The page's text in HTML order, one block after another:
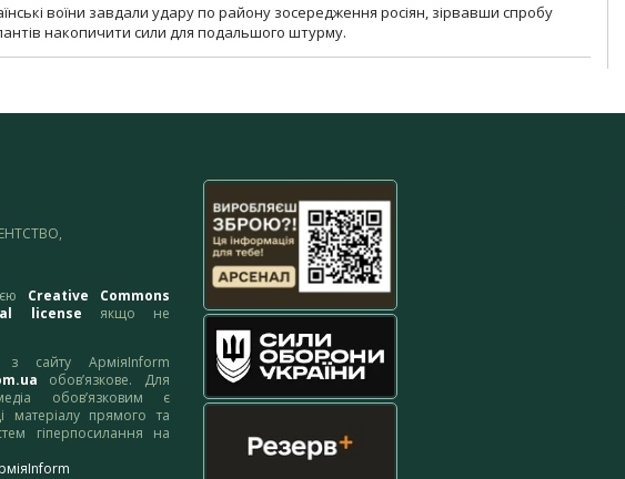
воїни завдали удару по району зосередження росіян, зірвавши спробу
накопичити сили для подальшого штурму.
Creative Commons
license якщо не
з сайту АрміяInform
обов’язкове. Для
обов’язковим є
прямого та
гіперпосилання на